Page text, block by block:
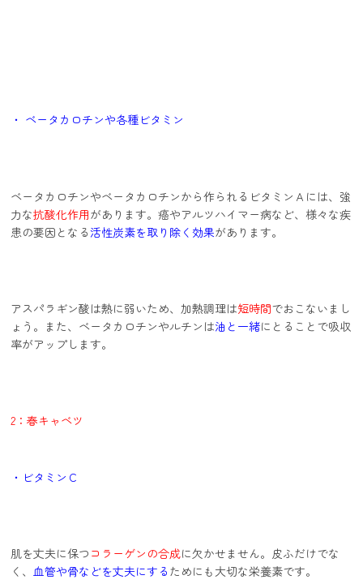
・ ベータカロチンや各種ビタミン
ベータカロチンやベータカロチンから作られるビタミンＡには、強
力な抗酸化作用があります。癌やアルツハイマー病など、様々な疾
患の要因となる活性炭素を取り除く効果があります。
アスパラギン酸は熱に弱いため、加熱調理は短時間でおこないまし
ょう。また、ベータカロチンやルチンは油と一緒にとることで吸収
率がアップします。
2：春キャベツ
・ビタミンＣ
肌を丈夫に保つ コラーゲンの合成に欠かせません。皮ふだけでな
く、 血管や骨などを丈夫にする ためにも大切な栄養素です。